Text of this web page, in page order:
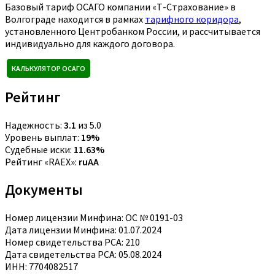
Базовый тариф ОСАГО компании «Т-Страхование» в
Волгограде находится в рамках тарифного коридора,
установленного Центробанком России, и рассчитывается
индивидуально для каждого договора.
КАЛЬКУЛЯТОР ОСАГО
Рейтинг
Надежность: 3.1 из 5.0
Уровень выплат: 19%
Судебные иски: 11.63%
Рейтинг «RAEX»: ruAA
Документы
Номер лицензии Минфина: ОС № 0191-03
Дата лицензии Минфина: 01.07.2024
Номер свидетельства РСА: 210
Дата свидетельства РСА: 05.08.2024
ИНН: 7704082517